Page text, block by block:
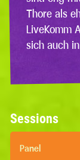
Thore als
LiveKomm
sich auch
Sessions
Panel